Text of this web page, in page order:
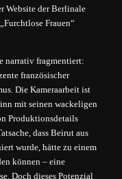
Website der Berlinale
Frauen“
narrativ fragmentiert:
französischer
Die Kameraarbeit ist
mit seinen wackeligen
Produktionsdetails
dass Beirut aus
wurde, hätte zu einem
können – eine
Doch dieses Potenzial